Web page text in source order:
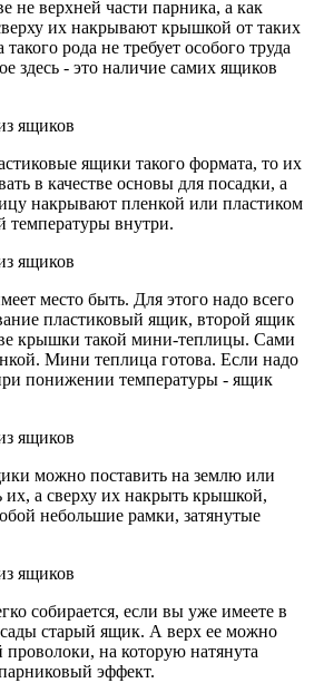
не верхней части парника, а как
их накрывают крышкой от таких
рода не требует особого труда
здесь - это наличие самих ящиков
ящики такого формата, то их
в качестве основы для посадки, а
накрывают пленкой или пластиком
температуры внутри.
место быть. Для этого надо всего
пластиковый ящик, второй ящик
крышки такой мини-теплицы. Сами
Мини теплица готова. Если надо
понижении температуры - ящик
можно поставить на землю или
их, а сверху их накрыть крышкой,
небольшие рамки, затянутые
собирается, если вы уже имеете в
старый ящик. А верх ее можно
проволоки, на которую натянута
эффект.